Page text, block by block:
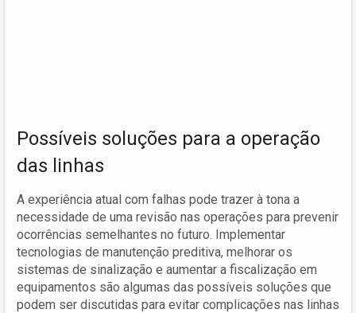
Possíveis soluções para a operação
das linhas
A experiência atual com falhas pode trazer à tona a
necessidade de uma revisão nas operações para prevenir
ocorrências semelhantes no futuro. Implementar
tecnologias de manutenção preditiva, melhorar os
sistemas de sinalização e aumentar a fiscalização em
equipamentos são algumas das possíveis soluções que
podem ser discutidas para evitar complicações nas linhas